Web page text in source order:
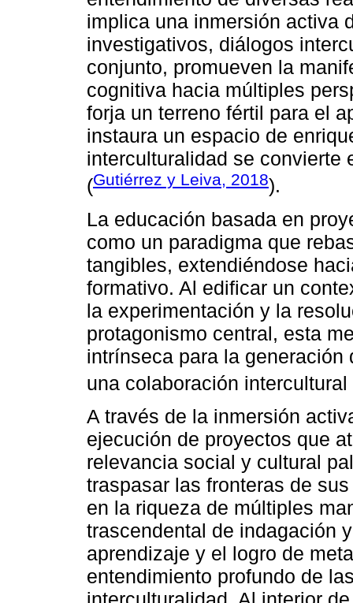
implica una inmersión activa
investigativos, diálogos
conjunto, promueven la
cognitiva hacia múltiples
forja un terreno fértil para el
instaura un espacio de
interculturalidad se convierte
(Gutiérrez y Leiva, 2018).
La educación basada en
como un paradigma que
tangibles, extendiéndose
formativo. Al edificar un
la experimentación y la
protagonismo central, esta
intrínseca para la
una colaboración
A través de la inmersión
ejecución de proyectos que
relevancia social y cultural
traspasar las fronteras de
en la riqueza de múltiples
trascendental de indagación
aprendizaje y el logro de
entendimiento profundo de